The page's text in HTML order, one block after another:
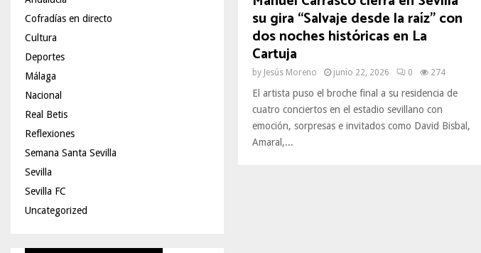
su gira “Salvaje desde la raíz” con
dos noches históricas en La
Cartuja
by Jesús Moreno junio 22, 2026 0 274
El artista puso el broche final a su residencia de
cuatro conciertos en el estadio sevillano con
emoción, sorpresas e invitados como David Bisbal,
Amaral,...
Cofradías en directo
Cultura
Deportes
Málaga
Nacional
Real Betis
Reflexiones
Semana Santa Sevilla
Sevilla
Sevilla FC
Uncategorized